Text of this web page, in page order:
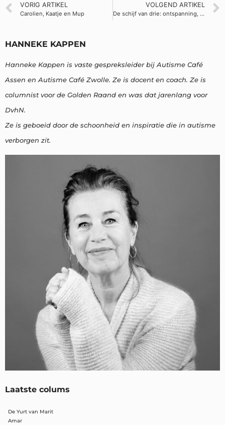
VORIG ARTIKEL
Carolien, Kaatje en Mup
VOLGEND ARTIKEL
De schijf van drie: ontspanning, afleiding en inspanning
HANNEKE KAPPEN
Hanneke Kappen is vaste gespreksleider bij Autisme Café
Assen en Autisme Café Zwolle. Ze is docent en coach. Ze is
columnist voor de Golden Raand en was dat jarenlang voor
DvhN.
Ze is geboeid door de schoonheid en inspiratie die in autisme
verborgen zit.
Laatste colums
De Yurt van Marit
Amar